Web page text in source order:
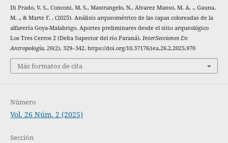
Di Prado, V. S., Conconi, M. S., Mastrangelo, N., Alvarez Manso, M. A. ., Gauna,
M. ., & Marte͏ F. . (2025). Análisis arqueométrico de las capas coloreadas de la
alfarería Goya-Malabrigo. Aportes preliminares desde el sitio arqueológico
Los Tres Cerros 2 (Delta Superior del río Paraná). InterSecciones En
Antropología, 26(2), 329–342. https://doi.org/10.37176/iea.26.2.2025.970
Más formatos de cita
Número
Vol. 26 Núm. 2 (2025)
Sección